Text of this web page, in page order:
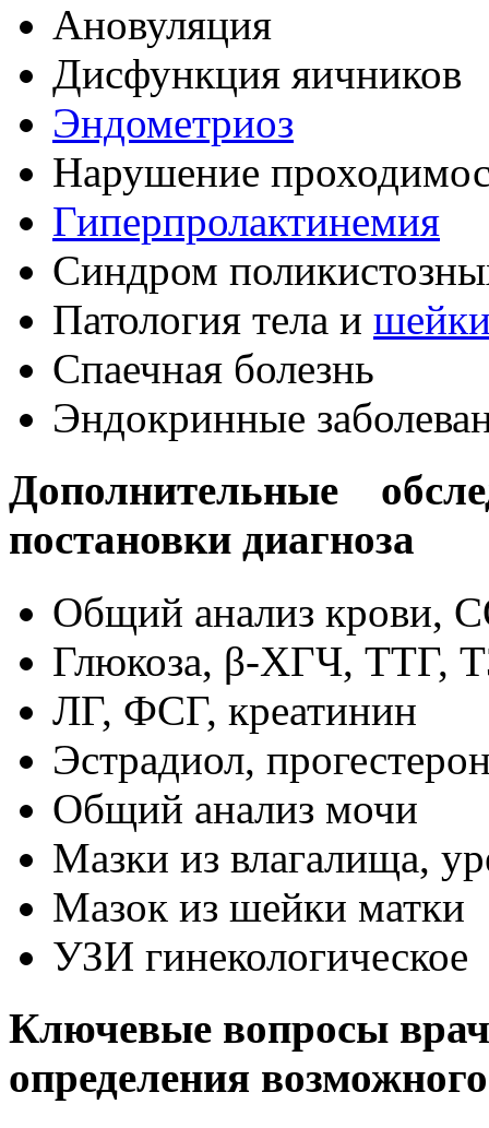
Ановуляция
Дисфункция яичников
Эндометриоз
Нарушение
Гиперпролактинемия
Синдром
Патология тела и
Спаечная болезнь
Эндокринные
Дополнительные
постановки диагноза
Общий анализ крови,
Глюкоза, β-ХГЧ, ТТГ,
ЛГ, ФСГ, креатинин
Эстрадиол,
Общий анализ мочи
Мазки из влагалища,
Мазок из шейки матки
УЗИ гинекологическое
Ключевые вопросы
определения